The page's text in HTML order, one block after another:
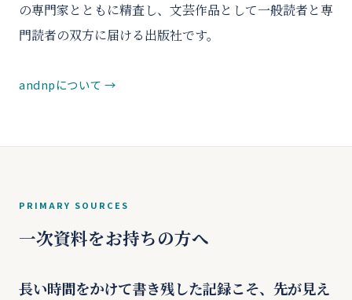
の専門家とともに精査し、文芸作品として一般読者と専
門読者の双方に届ける出版社です。
andnpについて
PRIMARY SOURCES
一次資料をお持ちの方へ
長い時間をかけて書き残した記録こそ、先が見え